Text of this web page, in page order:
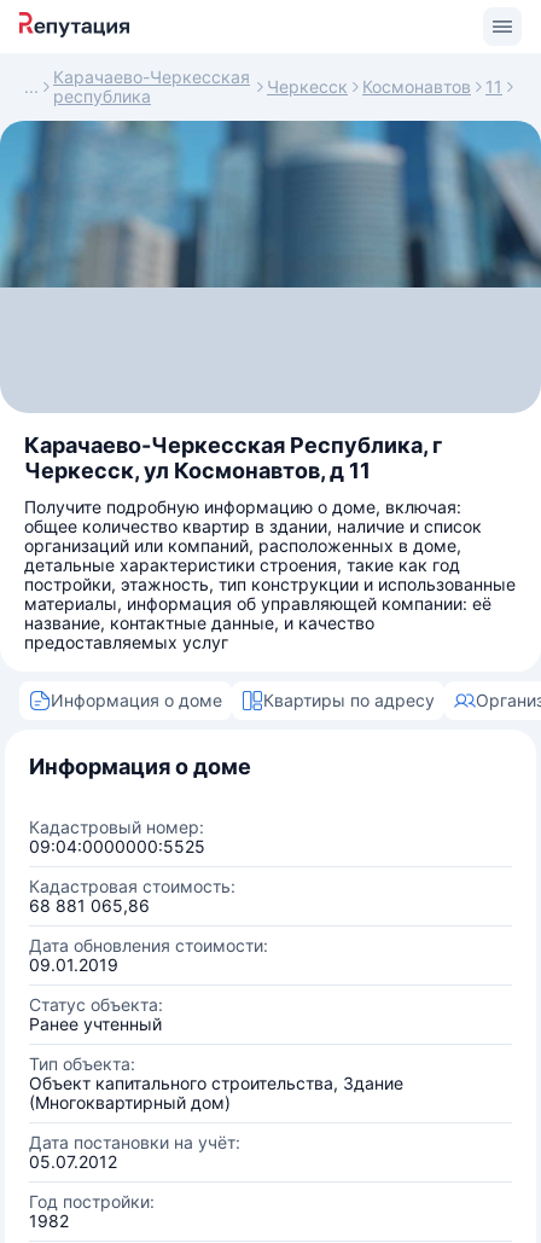
Карачаево-Черкесская
республика
Черкесск Космонавтов 11
Карачаево-Черкесская Республика, г
Черкесск, ул Космонавтов, д 11
Получите подробную информацию о доме, включая:
общее количество квартир в здании, наличие и список
организаций или компаний, расположенных в доме,
детальные характеристики строения, такие как год
постройки, этажность, тип конструкции и использованные
материалы, информация об управляющей компании: её
название, контактные данные, и качество
предоставляемых услуг
Информация о доме Квартиры по адресу
Информация о доме
Кадастровый номер:
09:04:0000000:5525
Кадастровая стоимость:
68 881 065,86
Дата обновления стоимости:
09.01.2019
Статус объекта:
Ранее учтенный
Тип объекта:
Объект капитального строительства, Здание
(Многоквартирный дом)
Дата постановки на учёт:
05.07.2012
Год постройки:
1982